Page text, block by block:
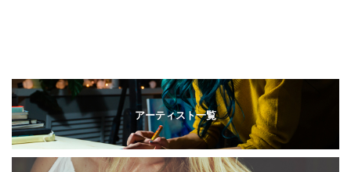
アーティスト一覧